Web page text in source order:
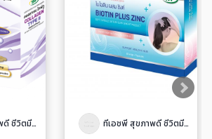
ทีเอชพี สุขภาพดี ชีวิตมีสุข
ทีเอชพี สุขภาพดี ชีวิตมีสุข